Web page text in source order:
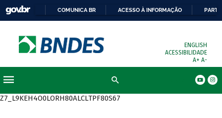
COMUNICA BR ACESSO À INFORMAÇÃO
ENGLISH
ACESSIBILIDADE
A+ A-
Z7_L9KEH4O0LORH80ALCLTPF80S67